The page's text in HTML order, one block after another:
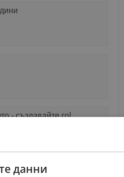
- създавайте го!
и гледах Гърция
данни